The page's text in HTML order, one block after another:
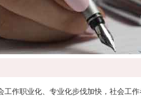
作职业化、专业化步伐加快，社会工